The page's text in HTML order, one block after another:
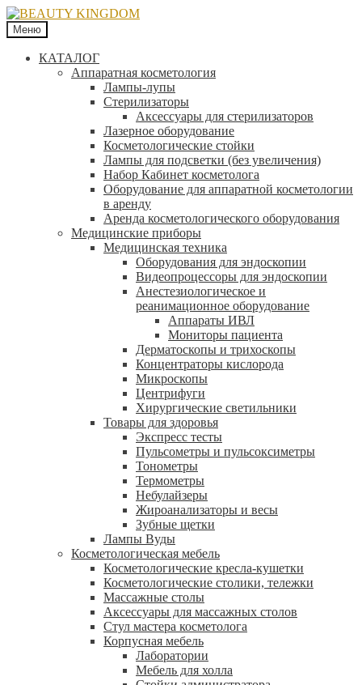
Меню
КАТАЛОГ
Аппаратная косметология
Лампы-лупы
Стерилизаторы
Аксессуары для стерилизаторов
Лазерное оборудование
Косметологические стойки
Лампы для подсветки (без увеличения)
Набор Кабинет косметолога
Оборудование для аппаратной косметологии
в аренду
Аренда косметологического оборудования
Медицинские приборы
Медицинская техника
Оборудования для эндоскопии
Видеопроцессоры для эндоскопии
Анестезиологическое и
реанимационное оборудование
Аппараты ИВЛ
Мониторы пациента
Дерматоскопы и трихоскопы
Концентраторы кислорода
Микроскопы
Центрифуги
Xирургические светильники
Товары для здоровья
Экспресс тесты
Пульсометры и пульсоксиметры
Тонометры
Термометры
Небулайзеры
Жироанализаторы и весы
Зубные щетки
Лампы Вуды
Косметологическая мебель
Косметологические кресла-кушетки
Косметологические столики, тележки
Массажные столы
Аксессуары для массажных столов
Стул мастера косметолога
Корпусная мебель
Лаборатории
Мебель для холла